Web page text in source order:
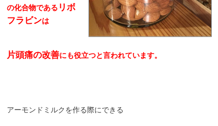
の化合物である リボ
フラビンは
片頭痛の改善にも役立つと言われています。
アーモンドミルクを作る際にできる